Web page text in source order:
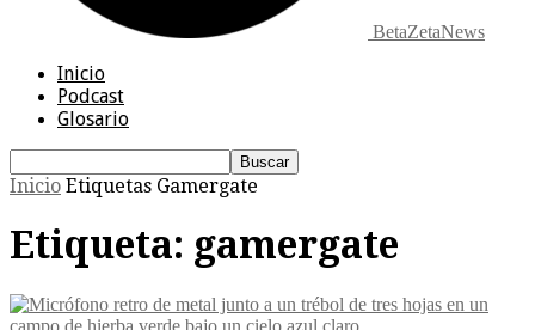
BetaZetaNews
Inicio
Podcast
Glosario
Inicio Etiquetas Gamergate
Etiqueta: gamergate